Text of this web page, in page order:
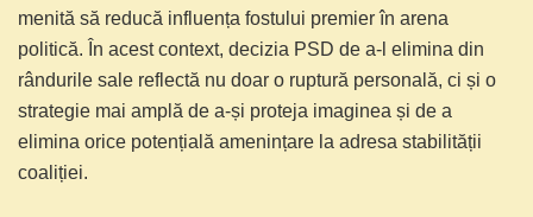
menită să reducă influența fostului premier în arena
politică. În acest context, decizia PSD de a-l elimina din
rândurile sale reflectă nu doar o ruptură personală, ci și o
strategie mai amplă de a-și proteja imaginea și de a
elimina orice potențială amenințare la adresa stabilității
coaliției.